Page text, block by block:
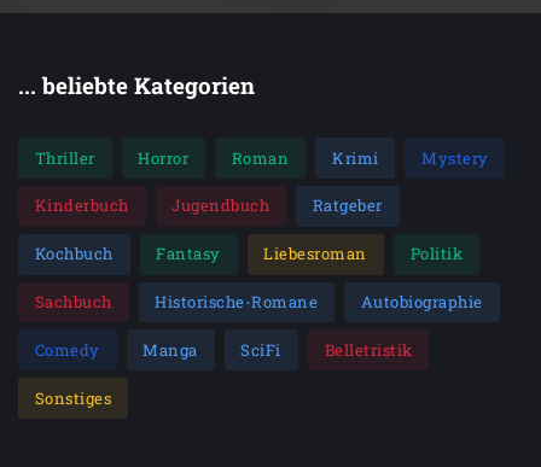
... beliebte Kategorien
Thriller Horror Roman Krimi Mystery
Kinderbuch Jugendbuch Ratgeber
Kochbuch Fantasy Liebesroman Politik
Sachbuch Historische-Romane Autobiographie
Comedy Manga SciFi Belletristik
Sonstiges